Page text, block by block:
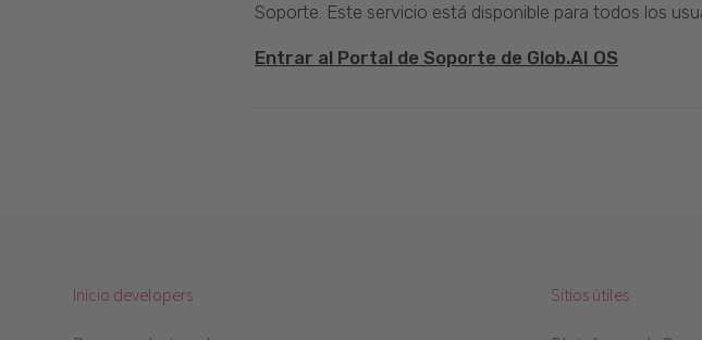
Soporte. Este servicio está disponible para todos los
Entrar al Portal de Soporte de Glob.AI OS
Inicio developers Sitios útiles